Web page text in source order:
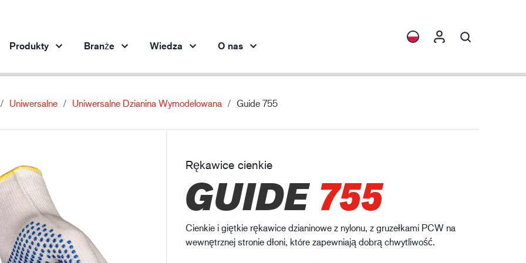
Produkty
Przemysł maszynowy
Przemysł naftowo-gazowy
Budownictwo
Logistyka
HXFIBR™
SPARX™
XLNT™
Branże
Stalownictwo Przemysł maszynowy
Wiedza O nas
Uniwersalne Uniwersalne Dzianina Wymodelowana Guide 755
Rękawice cienkie
GUIDE755
Cienkie i giętkie rękawice dzianinowe z nylonu, z gruzełkami PCW na
wewnętrznej stronie dłoni, które zapewniają dobrą chwytliwość.